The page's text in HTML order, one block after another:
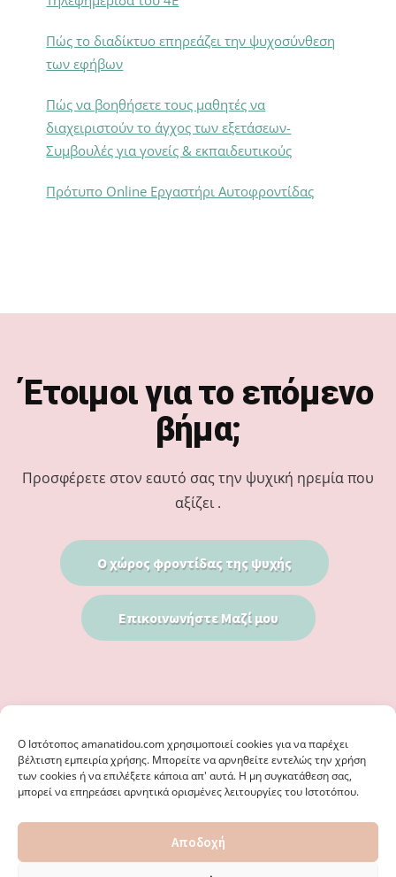
Ο Iστότοπος amanatidou.com χρησιμοποιεί cookies για να παρέχει
βέλτιστη εμπειρία χρήσης. Μπορείτε να αρνηθείτε εντελώς την χρήση
των cookies ή να επιλέξετε κάποια απ' αυτά. Η μη συγκατάθεση σας,
μπορεί να επηρεάσει αρνητικά ορισμένες λειτουργίες του Ιστοτόπου.
Αποδοχή
Πώς το διαδίκτυο επηρεάζει την ψυχοσύνθεση
των εφήβων
Πώς να βοηθήσετε τους μαθητές να
διαχειριστούν το άγχος των εξετάσεων-
Συμβουλές για γονείς & εκπαιδευτικούς
Πρότυπο Online Εργαστήρι Αυτοφροντίδας
Έτοιμοι για το επόμενο
βήμα;
Προσφέρετε στον εαυτό σας την ψυχική ηρεμία που
αξίζει .
Ο χώρος φροντίδας της ψυχής
Επικοινωνήστε Μαζί μου
ΘΕΣΣΑΛΟΝΊΚΗ - ΕΙΔΙΚΌΣ ΣΤΗ ΓΝΩΣΤΙΚΉ ΣΥΜΠΕΡΙΦΟΡΙΚΉ
ΨΥΧΟΘΕΡΑΠΕΊΑ, ΜΕΤΑΜΟΡΦΏΣΕΩΣ 36 & ΚΟΤΥΏΡΩΝ 38, ΚΑΛΑΜΑΡΙΆ